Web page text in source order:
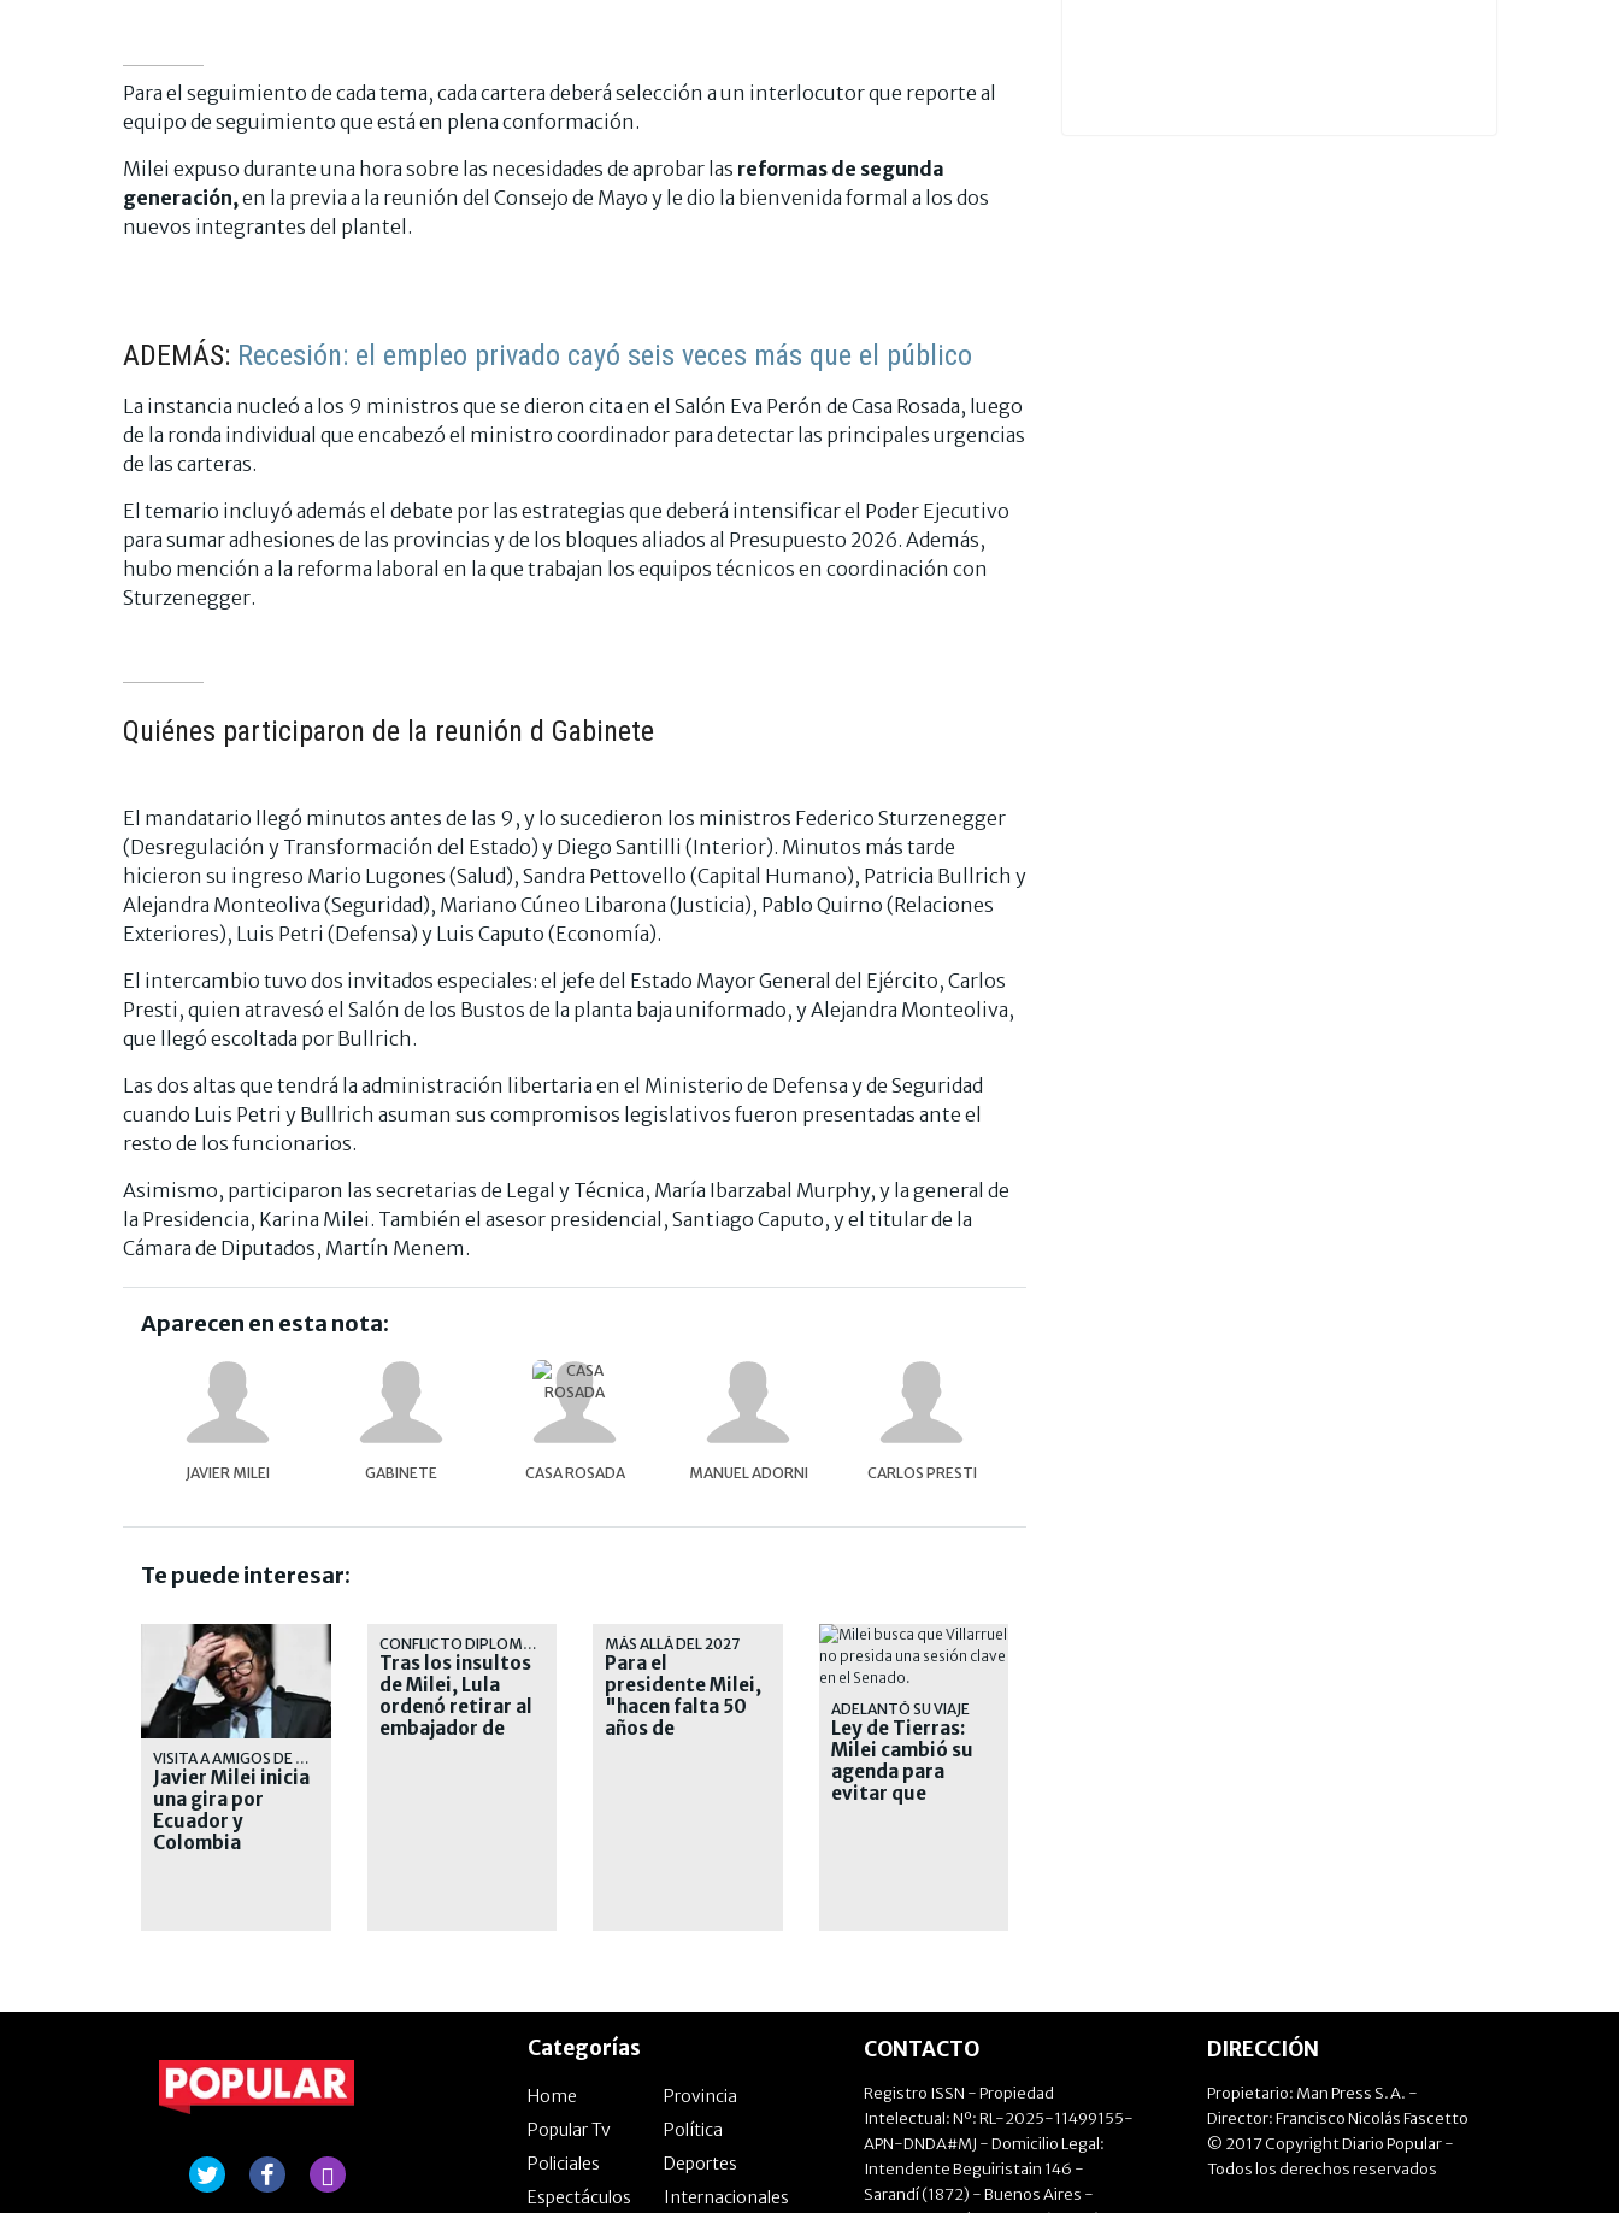
Para el seguimiento de cada tema, cada cartera deberá selección a un interlocutor que reporte al
equipo de seguimiento que está en plena conformación.
Milei expuso durante una hora sobre las necesidades de aprobar las reformas de segunda
generación, en la previa a la reunión del Consejo de Mayo y le dio la bienvenida formal a los dos
nuevos integrantes del plantel.
ADEMÁS: Recesión: el empleo privado cayó seis veces más que el público
La instancia nucleó a los 9 ministros que se dieron cita en el Salón Eva Perón de Casa Rosada, luego
de la ronda individual que encabezó el ministro coordinador para detectar las principales urgencias
de las carteras.
El temario incluyó además el debate por las estrategias que deberá intensificar el Poder Ejecutivo
para sumar adhesiones de las provincias y de los bloques aliados al Presupuesto 2026. Además,
hubo mención a la reforma laboral en la que trabajan los equipos técnicos en coordinación con
Sturzenegger.
Quiénes participaron de la reunión d Gabinete
El mandatario llegó minutos antes de las 9, y lo sucedieron los ministros Federico Sturzenegger
(Desregulación y Transformación del Estado) y Diego Santilli (Interior). Minutos más tarde
hicieron su ingreso Mario Lugones (Salud), Sandra Pettovello (Capital Humano), Patricia Bullrich y
Alejandra Monteoliva (Seguridad), Mariano Cúneo Libarona (Justicia), Pablo Quirno (Relaciones
Exteriores), Luis Petri (Defensa) y Luis Caputo (Economía).
El intercambio tuvo dos invitados especiales: el jefe del Estado Mayor General del Ejército, Carlos
Presti, quien atravesó el Salón de los Bustos de la planta baja uniformado, y Alejandra Monteoliva,
que llegó escoltada por Bullrich.
Las dos altas que tendrá la administración libertaria en el Ministerio de Defensa y de Seguridad
cuando Luis Petri y Bullrich asuman sus compromisos legislativos fueron presentadas ante el
resto de los funcionarios.
Asimismo, participaron las secretarias de Legal y Técnica, María Ibarzabal Murphy, y la general de
la Presidencia, Karina Milei. También el asesor presidencial, Santiago Caputo, y el titular de la
Cámara de Diputados, Martín Menem.
Aparecen en esta nota:
JAVIER MILEI GABINETE CASA ROSADA MANUEL ADORNI CARLOS PRESTI
Te puede interesar:
VISITA A AMIGOS DE DERECHA
Javier Milei inicia
una gira por
Ecuador y
Colombia
CONFLICTO DIPLOMÁTICO
Tras los insultos
de Milei, Lula
ordenó retirar al
embajador de
MÁS ALLÁ DEL 2027
Para el
presidente Milei,
"hacen falta 50
años de
ADELANTÓ SU VIAJE
Ley de Tierras:
Milei cambió su
agenda para
evitar que
Categorías
Home
Provincia
Popular Tv
Política
Policiales
Deportes
Espectáculos
Internacionales
CONTACTO
Registro ISSN - Propiedad
Intelectual: Nº: RL-2025-11499155-
APN-DNDA#MJ - Domicilio Legal:
Intendente Beguiristain 146 -
Sarandí (1872) - Buenos Aires -
DIRECCIÓN
Propietario: Man Press S.A. -
Director: Francisco Nicolás Fascetto
© 2017 Copyright Diario Popular -
Todos los derechos reservados